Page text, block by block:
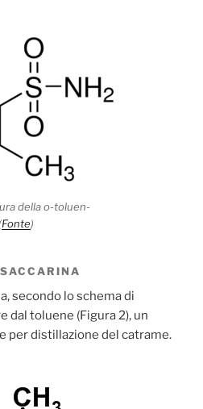
della o-toluen-
Fonte)
secondo lo schema di
dal toluene (Figura 2), un
per distillazione del catrame.